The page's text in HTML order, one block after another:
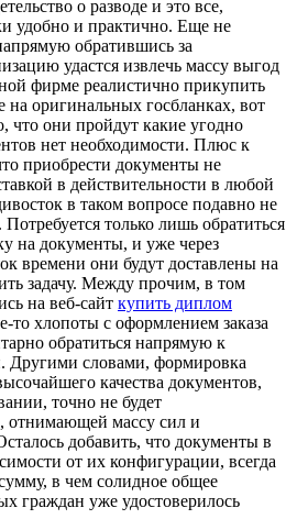
о разводе и это все,
удобно и практично. Еще не
обратившись за
удастся извлечь массу выгод
фирме реалистично прикупить
оригинальных госбланках, вот
что они пройдут какие угодно
нет необходимости. Плюс к
приобрести документы не
в действительности в любой
в таком вопросе подавно не
только лишь обратиться
на документы, и уже через
времени они будут доставлены на
задачу. Между прочим, в том
на веб-сайт купить диплом
то хлопоты с оформлением заказа
обратиться напрямую к
Другими словами, формировка
качества документов,
точно не будет
отнимающей массу сил и
добавить, что документы в
от их конфигурации, всегда
в чем солидное общее
граждан уже удостоверилось